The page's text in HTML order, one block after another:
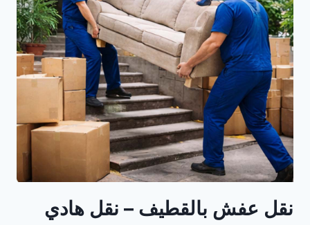
نقل عفش بالقطيف – نقل هادي